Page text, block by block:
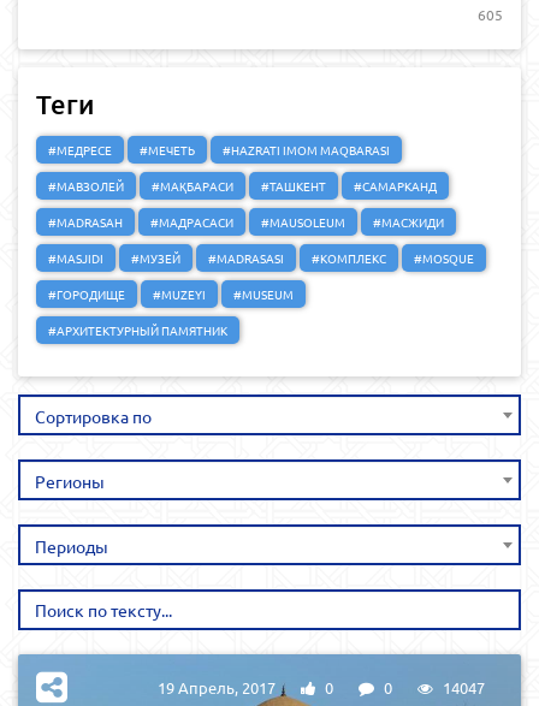
605
Теги
#МЕДРЕСЕ #МЕЧЕТЬ
#HAZRATI IMOM MAQBARASI
#МАВЗОЛЕЙ
#МАҚБАРАСИ #ТАШКЕНТ
#САМАРКАНД
#MADRASAH
#МАДРАСАСИ #MAUSOLEUM
#МАСЖИДИ
#MASJIDI
#МУЗЕЙ #MADRASASI #КОМПЛЕКС
#MOSQUE
#ГОРОДИЩЕ
#MUZEYI
#MUSEUM
#АРХИТЕКТУРНЫЙ ПАМЯТНИК
Сортировка по
Регионы
Периоды
19 Апрель, 2017 0 0 14047